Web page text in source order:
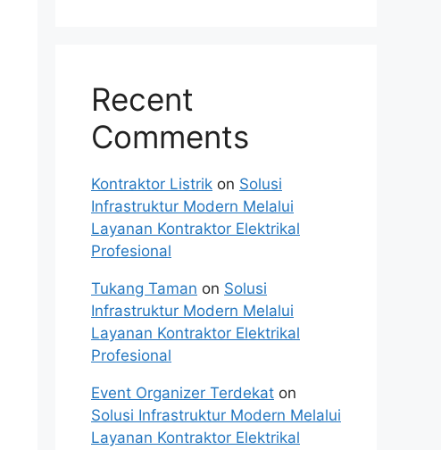
Recent
Comments
Kontraktor Listrik on Solusi
Infrastruktur Modern Melalui
Layanan Kontraktor Elektrikal
Profesional
Tukang Taman on Solusi
Infrastruktur Modern Melalui
Layanan Kontraktor Elektrikal
Profesional
Event Organizer Terdekat on
Solusi Infrastruktur Modern Melalui
Layanan Kontraktor Elektrikal